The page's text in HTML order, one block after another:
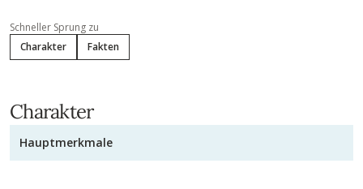
Schneller Sprung zu
Charakter
Fakten
Charakter
Hauptmerkmale